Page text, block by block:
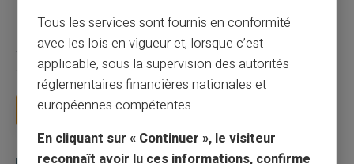
Une carte bancaire gratuite sans compte, ça
existe ?
Vous avez tapé cette recherche parce que votre banque vous
facture 50 € par an pour une carte que vo...
Lire la suite
Tous les services sont fournis en conformité
avec les lois en vigueur et, lorsque c’est
applicable, sous la supervision des autorités
réglementaires financières nationales et
européennes compétentes.
En cliquant sur « Continuer », le visiteur
reconnaît avoir lu ces informations, confirme